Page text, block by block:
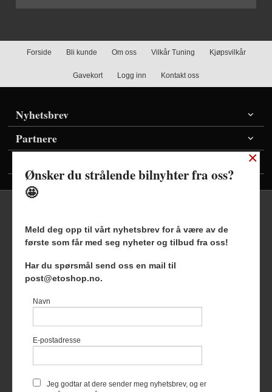
Forside Bli kunde Om oss Vilkår Tuning Kjøpsvilkår
Gavekort Logg inn Kontakt oss
Nyhetsbrev
Partnere
Frakt Kjøpsbetingelser Sikkerhet og personvern
Nyhetsbrev Blogg
Foretaksregisteret 927127954
du får en bedre kjøpsopplevelse og
bruker cookies hovedsaklig til å
hva du har puttet i handlekurven
×
Ønsker du strålende bilnyhter fra oss?
🤩
Meld deg opp til vårt nyhetsbrev for å være av de
første som får med seg nyheter og tilbud fra oss!
Har du spørsmål send oss en mail til
post@etoshop.no.
Navn
E-postadresse
Jeg godtar at dere sender meg nyhetsbrev, og er